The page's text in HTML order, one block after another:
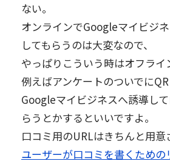
ない。
オンラインでGoogleマイビジ
してもらうのは大変なので、
やっぱりこういう時はオフライ
例えばアンケートのついでに
Googleマイビジネスへ誘導し
らうとかするといいですよ。
口コミ用のURLはきちんと用意
ユーザーが口コミを書くための